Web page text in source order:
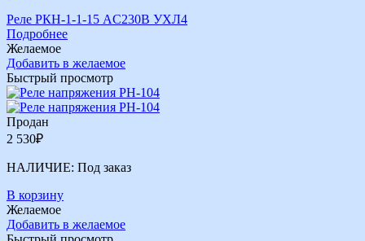
Реле РКН-1-1-15 AC230В УХЛ4
Подробнее
Желаемое
Добавить в желаемое
Быстрый просмотр
Продан
2 530₽
НАЛИЧИЕ: Под заказ
В корзину
Желаемое
Добавить в желаемое